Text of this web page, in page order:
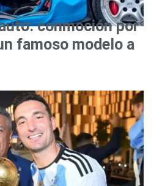
conmoción por
famoso modelo a